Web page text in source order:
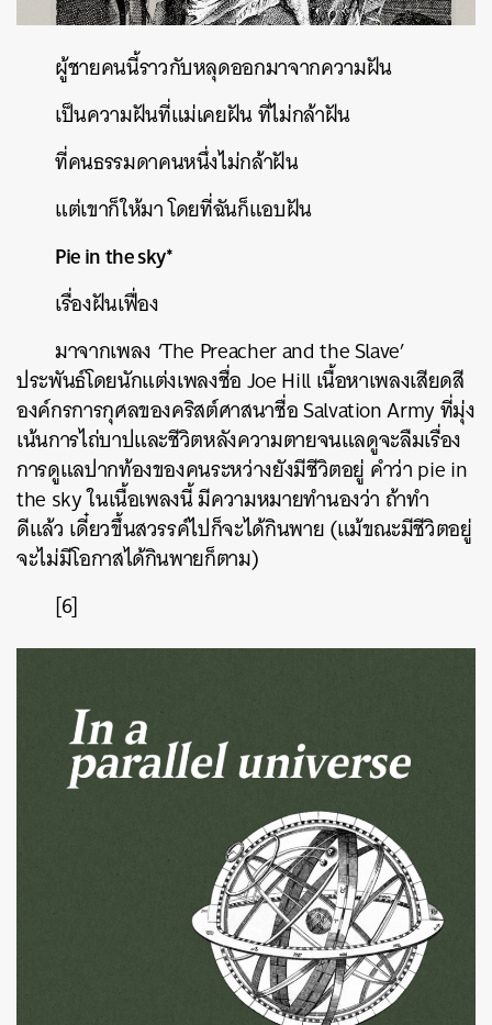
ผู้ชายคนนี้ราวกับหลุดออกมาจากความฝัน
เป็นความฝันที่แม่เคยฝันที่ไม่กล้าฝัน
ที่คนธรรมดาคนหนึ่งไม่กล้าฝัน
แต่เขาก็ให้มาโดยที่ฉันก็แอบฝัน
Pie in the sky*
เรื่องฝันเฟื่อง
มาจากเพลง ‘The Preacher and the Slave’
ประพันธ์โดยนักแต่งเพลงชื่อJoe Hillเนื้อหาเพลงเสียดสี
องค์กรการกุศลของคริสต์ศาสนาชื่อSalvation Armyที่มุ่ง
เน้นการไถ่บาปและชีวิตหลังความตายจนแลดูจะลืมเรื่อง
การดูแลปากท้องของคนระหว่างยังมีชีวิตอยู่ คำว่าpie in
the skyในเนื้อเพลงนี้มีความหมายทำนองว่า ถ้าทำ
ดีแล้ว เดี๋ยวขึ้นสวรรค์ไปก็จะได้กินพาย(แม้ขณะมีชีวิตอยู่
จะไม่มีโอกาสได้กินพายก็ตาม)
[6]